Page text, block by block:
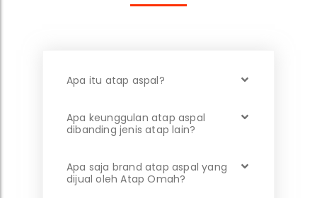
Apa itu atap aspal?
Apa keunggulan atap aspal
dibanding jenis atap lain?
Apa saja brand atap aspal yang
dijual oleh Atap Omah?